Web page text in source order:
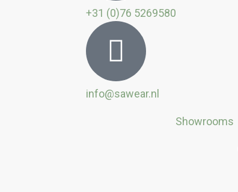
+31 (0)76 5269580
info@sawear.nl
Showrooms